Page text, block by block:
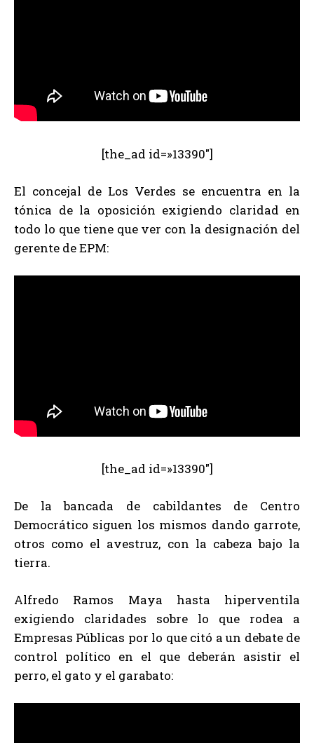
[the_ad id=»13390″]
El concejal de Los Verdes se encuentra en la
tónica de la oposición exigiendo claridad en
todo lo que tiene que ver con la designación del
gerente de EPM:
[the_ad id=»13390″]
De la bancada de cabildantes de Centro
Democrático siguen los mismos dando garrote,
otros como el avestruz, con la cabeza bajo la
tierra.
Alfredo Ramos Maya hasta hiperventila
exigiendo claridades sobre lo que rodea a
Empresas Públicas por lo que citó a un debate de
control político en el que deberán asistir el
perro, el gato y el garabato: